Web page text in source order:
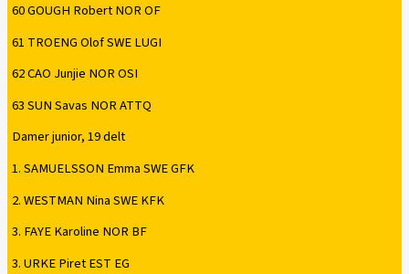
60 GOUGH Robert NOR OF
61 TROENG Olof SWE LUGI
62 CAO Junjie NOR OSI
63 SUN Savas NOR ATTQ
Damer junior, 19 delt
1. SAMUELSSON Emma SWE GFK
2. WESTMAN Nina SWE KFK
3. FAYE Karoline NOR BF
3. URKE Piret EST EG